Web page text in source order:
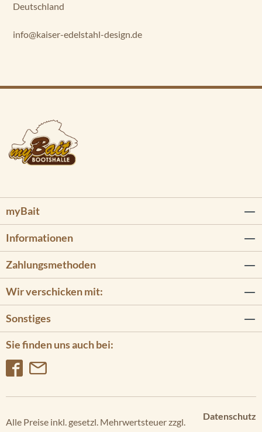
Deutschland
info@kaiser-edelstahl-design.de
myBait
Informationen
Sie finden uns auch bei:
Zahlungsmethoden
Wir verschicken mit:
Sonstiges
Datenschutz
Alle Preise inkl. gesetzl. Mehrwertsteuer zzgl.